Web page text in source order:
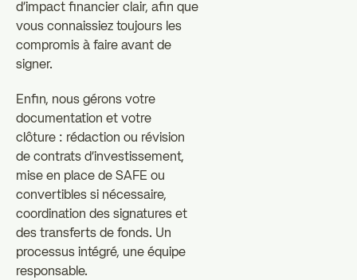
d'impact financier clair, afin que
vous connaissiez toujours les
compromis à faire avant de
signer.
Enfin, nous gérons votre
documentation et votre
clôture : rédaction ou révision
de contrats d'investissement,
mise en place de SAFE ou
convertibles si nécessaire,
coordination des signatures et
des transferts de fonds. Un
processus intégré, une équipe
responsable.